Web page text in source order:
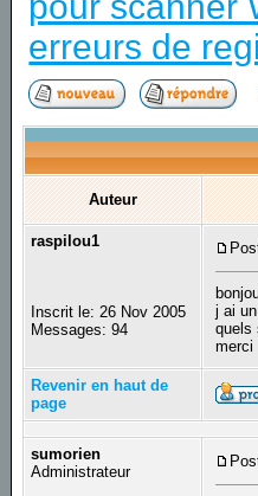
erreurs de
Auteur
raspilou1
Inscrit le: 26 Nov 2005
Messages: 94
j ai
quels
merci
Revenir en haut de
page
sumorien
Administrateur